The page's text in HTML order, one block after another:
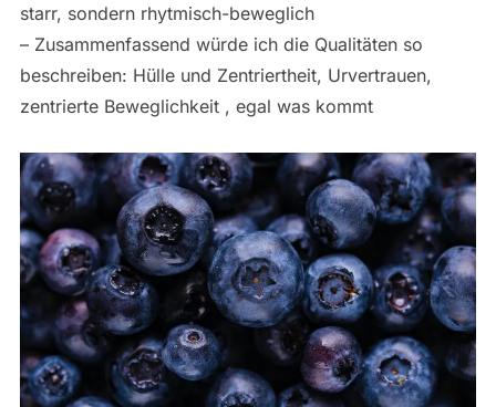
starr, sondern rhytmisch-beweglich
– Zusammenfassend würde ich die Qualitäten so
beschreiben: Hülle und Zentriertheit, Urvertrauen,
zentrierte Beweglichkeit , egal was kommt